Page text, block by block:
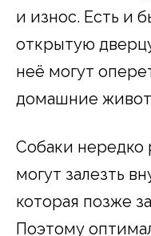
и износ. Есть и
открытую
неё могут
домашние
Собаки нередко
могут залезть
которая позже
Поэтому